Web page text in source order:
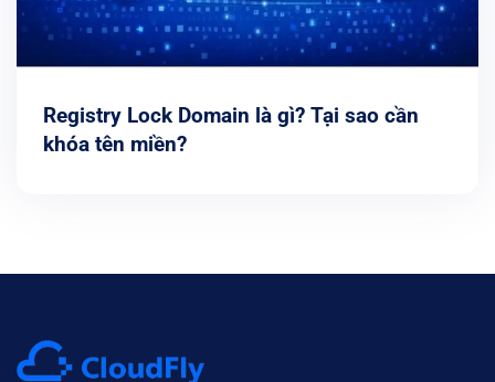
Registry Lock Domain là gì? Tại sao cần
khóa tên miền?